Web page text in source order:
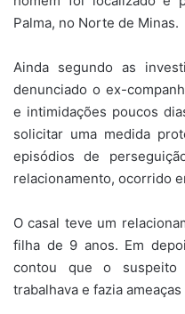
Palma, no Norte de Minas.
Ainda segundo as
denunciado o ex-
e intimidações poucos
solicitar uma medida
episódios de
relacionamento, ocorrido
O casal teve um
filha de 9 anos. Em
contou que o suspeito
trabalhava e fazia